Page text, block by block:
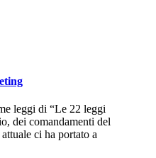
leggi di “Le 22 leggi
dei comandamenti del
ci ha portato a